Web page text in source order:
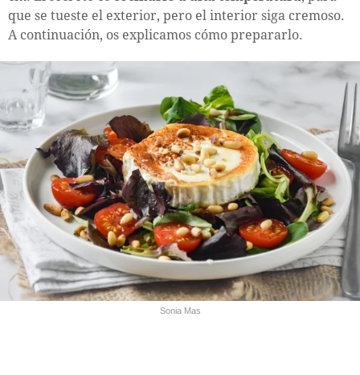
que se tueste el exterior, pero el interior siga cremoso.
A continuación, os explicamos cómo prepararlo.
Sonia Mas